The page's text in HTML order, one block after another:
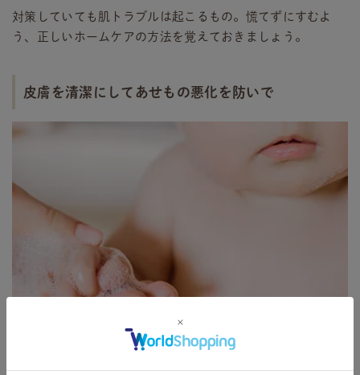
対策していても肌トラブルは起こるもの。慌てずにすむよ
う、正しいホームケアの方法を覚えておきましょう。
皮膚を清潔にしてあせもの悪化を防いで